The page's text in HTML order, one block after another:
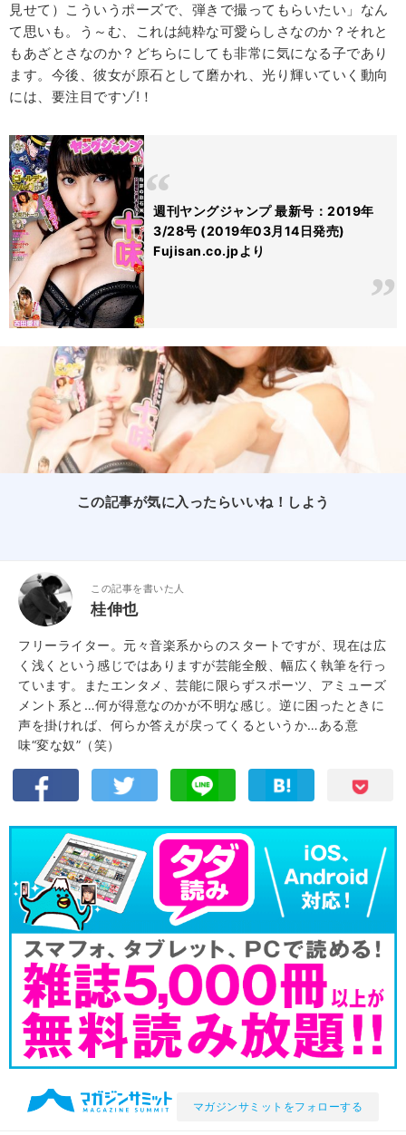
見せて）こういうポーズで、弾きで撮ってもらいたい」なん
て思いも。う～む、これは純粋な可愛らしさなのか？それと
もあざとさなのか？どちらにしても非常に気になる子であり
ます。今後、彼女が原石として磨かれ、光り輝いていく動向
には、要注目ですゾ!！
週刊ヤングジャンプ 最新号：2019年
3/28号 (2019年03月14日発売)
Fujisan.co.jpより
この記事が気に入ったらいいね！しよう
この記事を書いた人
桂伸也
フリーライター。元々音楽系からのスタートですが、現在は広
く浅くという感じではありますが芸能全般、幅広く執筆を行っ
ています。またエンタメ、芸能に限らずスポーツ、アミューズ
メント系と…何が得意なのかが不明な感じ。逆に困ったときに
声を掛ければ、何らか答えが戻ってくるというか…ある意
味“変な奴”（笑）
マガジンサミットをフォローする